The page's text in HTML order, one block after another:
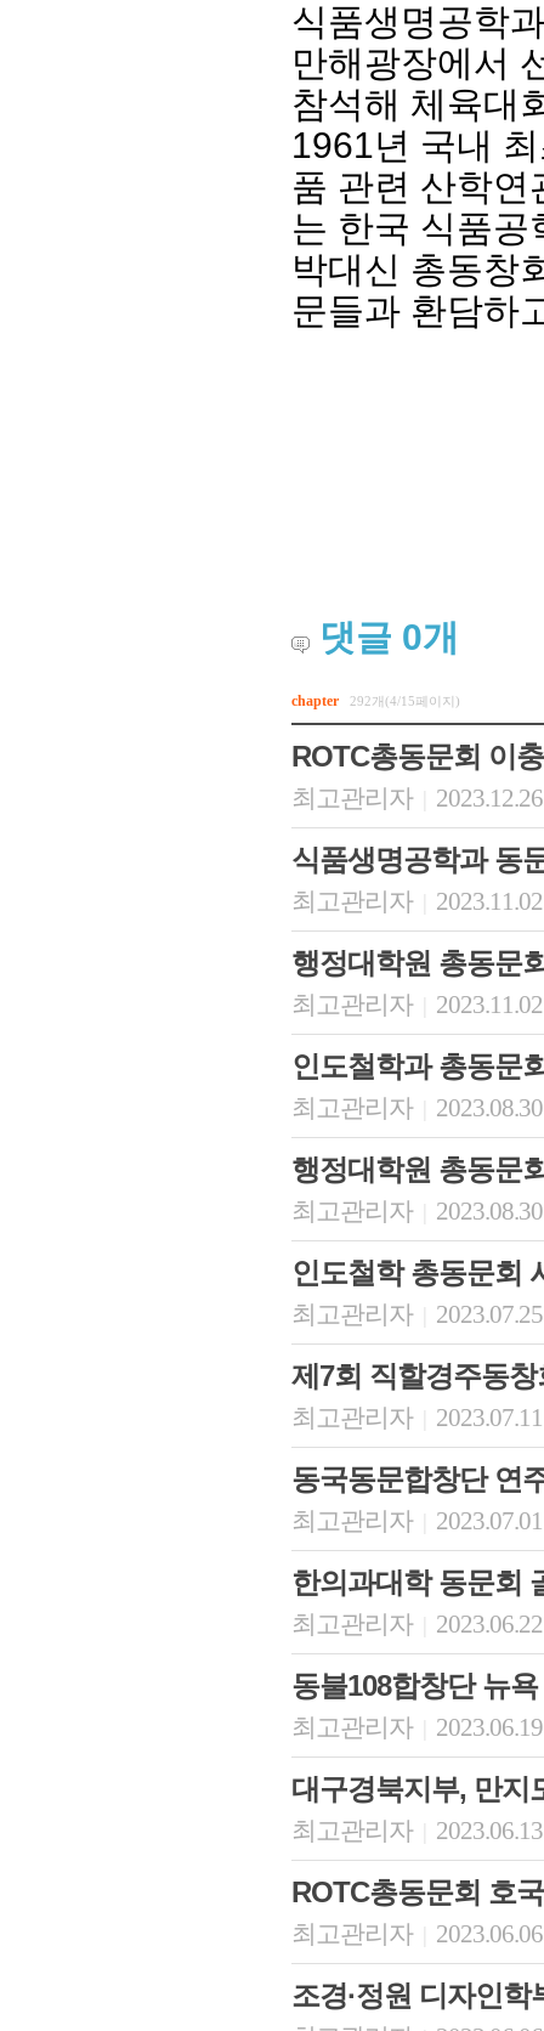
임원 현황
연혁·사업실적
역대 이사장
결산 공시
총동창
모교 소
지부·
언론에
동창회
포토뉴
영상갤
식품생명공학
만해광장에서
참석해 체육대
1961년 국내
품 관련 산학
는 한국 식품
박대신 총동창
문들과 환담하
댓글 0개
chapter 292개(4/15페이지)
ROTC총동문회 이
최고관리자
식품생명공학과 동
최고관리자
행정대학원 총동문
최고관리자
인도철학과 총동문
최고관리자
행정대학원 총동문
최고관리자
인도철학 총동문회
최고관리자
제7회 직할경주동
최고관리자
동국동문합창단 연
최고관리자
한의과대학 동문회
최고관리자
동불108합창단 뉴
최고관리자
대구경북지부, 만지
최고관리자
ROTC총동문회 호
최고관리자
조경·정원 디자인학